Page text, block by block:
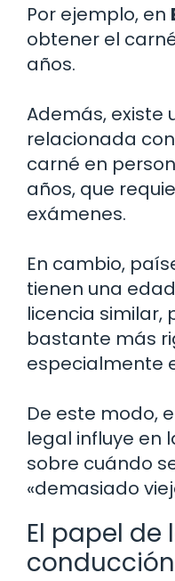
Por ejemplo, en
obtener el
años.
Además, existe
relacionada
carné en
años, que
exámenes.
En cambio,
tienen una
licencia similar,
bastante más
especialmente
De este modo,
legal influye en
sobre cuándo
«demasiado
El papel de
conducción